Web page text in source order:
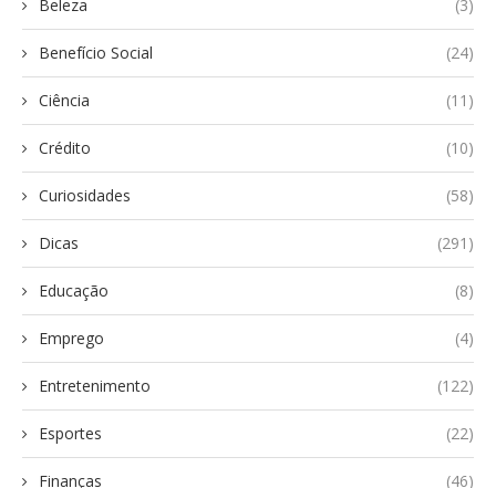
Beleza (3)
Benefício Social (24)
Ciência (11)
Crédito (10)
Curiosidades (58)
Dicas (291)
Educação (8)
Emprego (4)
Entretenimento (122)
Esportes (22)
Finanças (46)